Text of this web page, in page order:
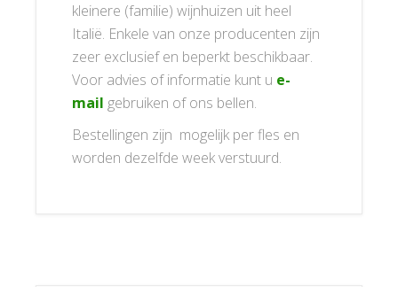
kleinere (familie) wijnhuizen uit heel
Italië. Enkele van onze producenten zijn
zeer exclusief en beperkt beschikbaar.
Voor advies of informatie kunt u e-
mail gebruiken of ons bellen.
Bestellingen zijn mogelijk per fles en
worden dezelfde week verstuurd.